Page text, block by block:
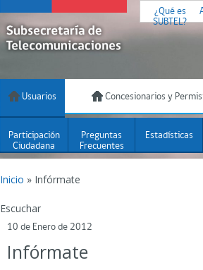
¿Qué es
SUBTEL?
Usuarios Concesionarios y
Participación
Ciudadana
Preguntas
Frecuentes
Estadísticas
Inicio » Infórmate
Escuchar
10 de Enero de 2012
Infórmate